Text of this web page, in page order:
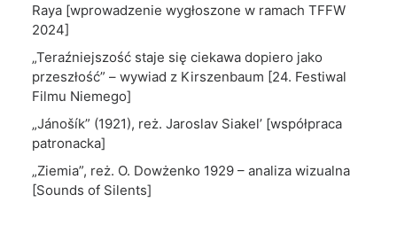
Raya [wprowadzenie wygłoszone w ramach TFFW
2024]
„Teraźniejszość staje się ciekawa dopiero jako
przeszłość” – wywiad z Kirszenbaum [24. Festiwal
Filmu Niemego]
„Jánošík” (1921), reż. Jaroslav Siakel’ [współpraca
patronacka]
„Ziemia”, reż. O. Dowżenko 1929 – analiza wizualna
[Sounds of Silents]